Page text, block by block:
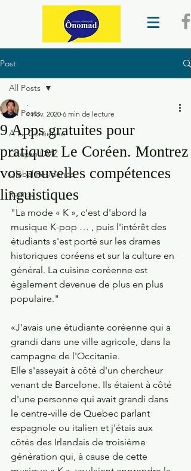
Post
All Posts
A La Coréenne
Citoyen DMZ
Global Residence
Restos
All Posts
9 Apps gratuites pour
pratiquer Le Coréen. Montrez
vos nouvelles compétences
linguistiques
.
4 nov. 2020 6 min de lecture
"La mode « K », c'est d'abord la
musique K-pop … , puis l'intérêt des
étudiants s'est porté sur les drames
historiques coréens et sur la culture en
général. La cuisine coréenne est
également devenue de plus en plus
populaire."
«J'avais une étudiante coréenne qui a
grandi dans une ville agricole, dans la
campagne de l'Occitanie.
Elle s'asseyait à côté d'un chercheur
venant de Barcelone. Ils étaient à côté
d'une personne qui avait grandi dans
le centre-ville de Quebec parlant
espagnole ou italien et j'étais aux
côtés des Irlandais de troisième
génération qui, à cause de cette